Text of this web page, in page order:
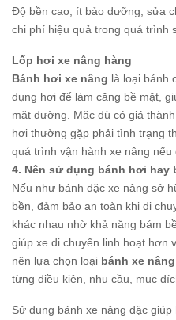
Độ bền cao, ít bảo dưỡng, sửa
chi phí hiệu quả trong quá trình
Lốp hơi xe nâng hàng
Bánh hơi xe nâng là loại bánh
dụng hơi để làm căng bề mặt,
mặt đường. Mặc dù có giá
hơi thường gặp phải tình trạng
quá trình vận hành xe nâng nếu
4. Nên sử dụng bánh hơi hay
Nếu như bánh đặc xe nâng sở
bền, đảm bảo an toàn khi di
khác nhau nhờ khả năng bám
giúp xe di chuyển linh hoạt hơn
nên lựa chọn loại bánh xe nâng
từng điều kiện, nhu cầu, mục
Sử dung bánh xe nâng đặc